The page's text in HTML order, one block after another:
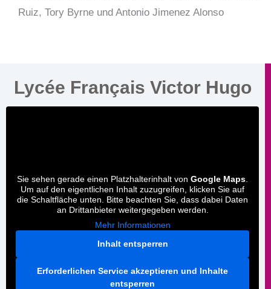
Ruiz, Tory Byrne und Antonio Jimenez Alonso
Lycée Français Victor Hugo
Sie sehen gerade einen Platzhalterinhalt von Google Maps
Um auf den eigentlichen Inhalt zuzugreifen, klicken Sie auf
die Schaltfläche unten. Bitte beachten Sie, dass dabei Daten
an Drittanbieter weitergegeben werden.
Mehr Informationen
Inhalt entsperren
Erforderlichen Service akzeptieren und Inhalte
entsperren